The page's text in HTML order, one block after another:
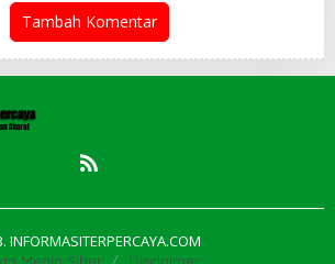
Tambah Komentar
Media Siber Disclaimer